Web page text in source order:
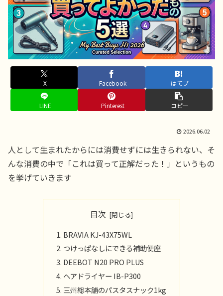
X Facebook はてブ
LINE Pinterest コピー
2026.06.02
人として生まれたからには消費せずには生きられない、そ
んな消費の中で「これは買って正解だった！」というもの
を挙げていきます
目次
BRAVIA KJ-43X75WL
つけっぱなしにできる補助便座
DEEBOT N20 PRO PLUS
ヘアドライヤー IB-P300
三州総本舗のパスタスナック1kg